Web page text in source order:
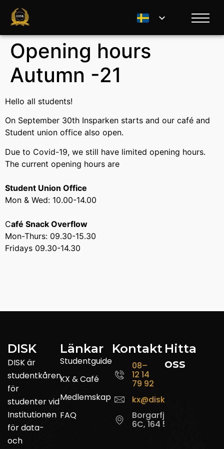
Opening hours
Autumn -21
Hello all students!
On September 30th Insparken starts and our café and
Student union office also open.
Due to Covid-19, we still have limited opening hours.
The current opening hours are
Student Union Office
Mon & Wed: 10.00-14.00
Café Snack Overflow
Mon-Thurs: 09.30-15.30
Fridays 09.30-14.30
DISK
DISK är
studentkåren
för
studenter vid
Institutionen
för data-
och
Länkar
Studentguide
KX & Café
Medlemskap
FAQ
Kontakt
08–
12 14
79 92
kx@disk.su.se
Borgarfjordsgatan
6C, 164 55 Kista
Hitta
oss